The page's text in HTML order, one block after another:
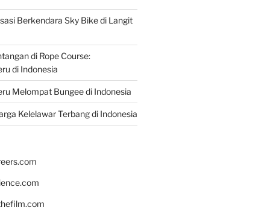
Berkendara Sky Bike di Langit
di Rope Course:
di Indonesia
Melompat Bungee di Indonesia
Kelelawar Terbang di Indonesia